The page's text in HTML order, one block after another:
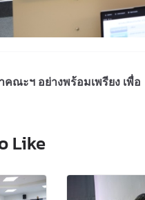
ณะฯ อย่างพร้อมเพรียง เพื่อ
Like